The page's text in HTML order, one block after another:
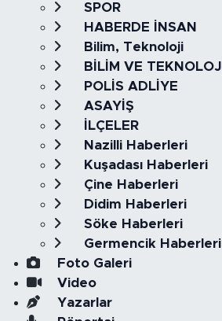
SPOR
HABERDE İNSAN
Bilim, Teknoloji
BİLİM VE TEKNOLOJİ
POLİS ADLİYE
ASAYİŞ
İLÇELER
Nazilli Haberleri
Kuşadası Haberleri
Çine Haberleri
Didim Haberleri
Söke Haberleri
Germencik Haberleri
Foto Galeri
Video
Yazarlar